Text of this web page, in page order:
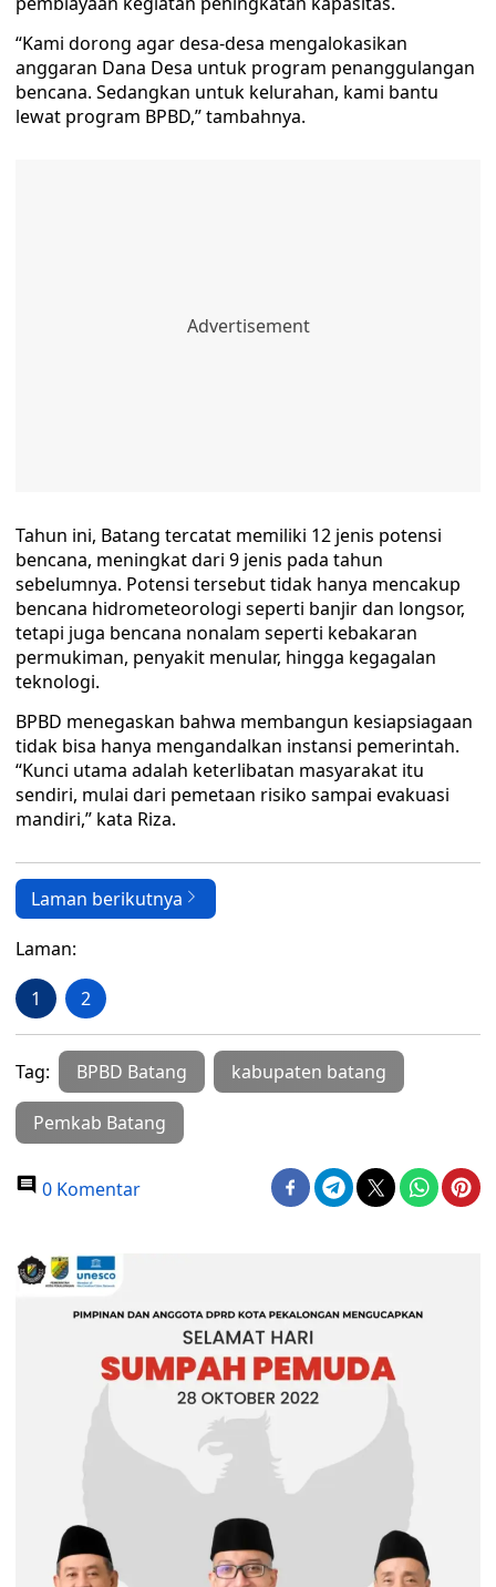
“Kami dorong agar desa-desa mengalokasikan
anggaran Dana Desa untuk program penanggulangan
bencana. Sedangkan untuk kelurahan, kami bantu
lewat program BPBD,” tambahnya.
Tahun ini, Batang tercatat memiliki 12 jenis potensi
bencana, meningkat dari 9 jenis pada tahun
sebelumnya. Potensi tersebut tidak hanya mencakup
bencana hidrometeorologi seperti banjir dan longsor,
tetapi juga bencana nonalam seperti kebakaran
permukiman, penyakit menular, hingga kegagalan
teknologi.
BPBD menegaskan bahwa membangun kesiapsiagaan
tidak bisa hanya mengandalkan instansi pemerintah.
“Kunci utama adalah keterlibatan masyarakat itu
sendiri, mulai dari pemetaan risiko sampai evakuasi
mandiri,” kata Riza.
Laman berikutnya
Laman:
1 2
Tag: BPBD Batang kabupaten batang
Pemkab Batang
0 Komentar